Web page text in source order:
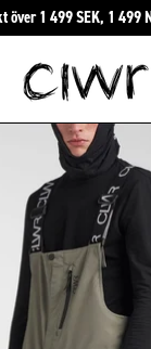
över 1 499 SEK, 1 499